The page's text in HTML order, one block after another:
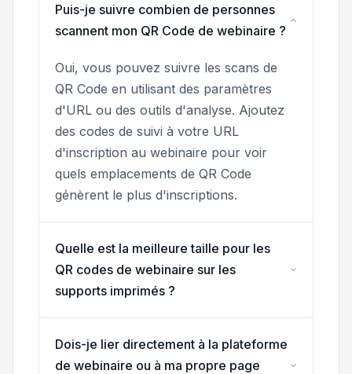
Puis-je suivre combien de personnes
scannent mon QR Code de webinaire ?
Oui, vous pouvez suivre les scans de
QR Code en utilisant des paramètres
d'URL ou des outils d'analyse. Ajoutez
des codes de suivi à votre URL
d'inscription au webinaire pour voir
quels emplacements de QR Code
génèrent le plus d'inscriptions.
Quelle est la meilleure taille pour les
QR codes de webinaire sur les
supports imprimés ?
Dois-je lier directement à la plateforme
de webinaire ou à ma propre page